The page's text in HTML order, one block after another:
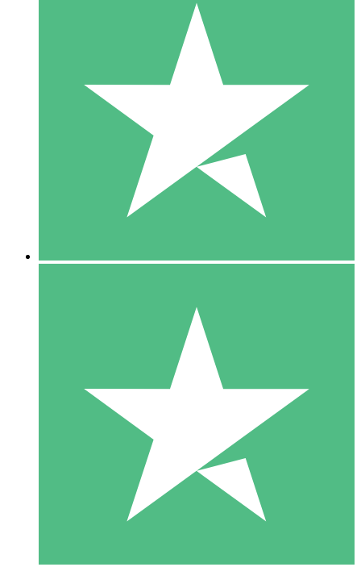
Individuella Kreditpaket
Betala per användning med nedladdningskrediter. Inget
1 Nedladdningar
10 00
10 Nedladdningar
20 00